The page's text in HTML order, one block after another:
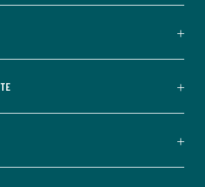
comerciales
personalizadas
parte
Redoute.
de